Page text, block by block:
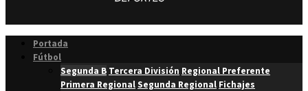
Portada
Fútbol
Segunda B Tercera División Regional Preferente
Primera RegionalSegunda Regional Fichajes